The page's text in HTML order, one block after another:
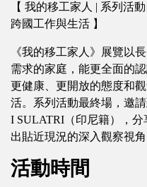
【 我的移工家人 | 系列活
跨國工作與生活 】
《我的移工家人》展覽以
需求的家庭，能更全面的
更健康、更開放的態度和
活。系列活動最終場，邀
I SULATRI（印尼籍），
出貼近現況的深入觀察視角
活動時間